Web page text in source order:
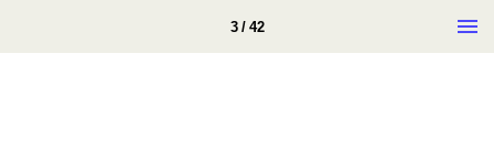
3 / 42